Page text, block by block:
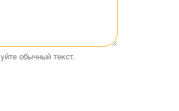
обычный текст.